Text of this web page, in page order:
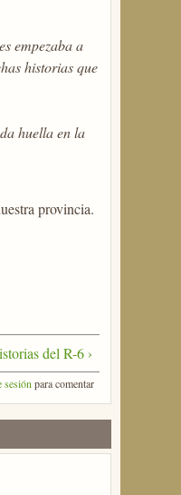
empezaba a
historias que
huella en la
provincia.
del R-6 ›
sesión para comentar